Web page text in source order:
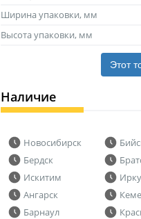
Ширина упаковки, мм
Высота упаковки, мм
Этот
Наличие
Новосибирск
Бердск
Искитим
Ангарск
Барнаул